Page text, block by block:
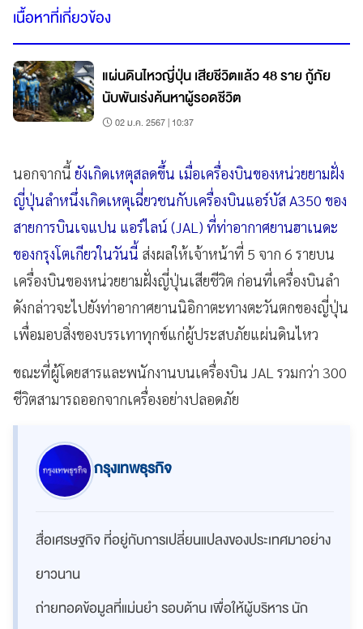
เนื้อหาที่เกี่ยวข้อง
แผ่นดินไหวญี่ปุ่น เสียชีวิตแล้ว 48 ราย กู้ภัย
นับพันเร่งค้นหาผู้รอดชีวิต
02 ม.ค. 2567 | 10:37
นอกจากนี้ ยังเกิดเหตุสลดขึ้น เมื่อเครื่องบินของหน่วยยามฝั่ง
ญี่ปุ่นลำหนึ่งเกิดเหตุเฉี่ยวชนกับเครื่องบินแอร์บัส A350 ของ
สายการบินเจแปน แอร์ไลน์ (JAL) ที่ท่าอากาศยานฮาเนดะ
ของกรุงโตเกียวในวันนี้ ส่งผลให้เจ้าหน้าที่ 5 จาก 6 รายบน
เครื่องบินของหน่วยยามฝั่งญี่ปุ่นเสียชีวิต ก่อนที่เครื่องบินลำ
ดังกล่าวจะไปยังท่าอากาศยานนิอิกาตะทางตะวันตกของญี่ปุ่น
เพื่อมอบสิ่งของบรรเทาทุกข์แก่ผู้ประสบภัยแผ่นดินไหว
ขณะที่ผู้โดยสารและพนักงานบนเครื่องบิน JAL รวมกว่า 300
ชีวิตสามารถออกจากเครื่องอย่างปลอดภัย
กรุงเทพธุรกิจ
สื่อเศรษฐกิจ ที่อยู่กับการเปลี่ยนแปลงของประเทศมาอย่าง
ยาวนาน
ถ่ายทอดข้อมูลที่แม่นยำ รอบด้าน เพื่อให้ผู้บริหาร นัก